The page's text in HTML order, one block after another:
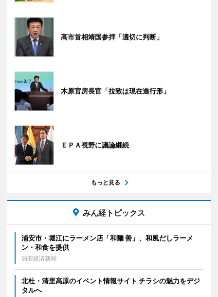
高市首相靖国参拝「適切に判断」
木原官房長官「拉致は現在進行形」
ＥＰＡ視野に議論継続
もっと見る
みん経トピックス
浦安市・堀江にラーメン店「和麺 善」、和風だしラーメ
ン・和食を提供
浦安経済新聞
北杜・清里高原のイベント情報サイト チラシの魅力をデジ
タルへ